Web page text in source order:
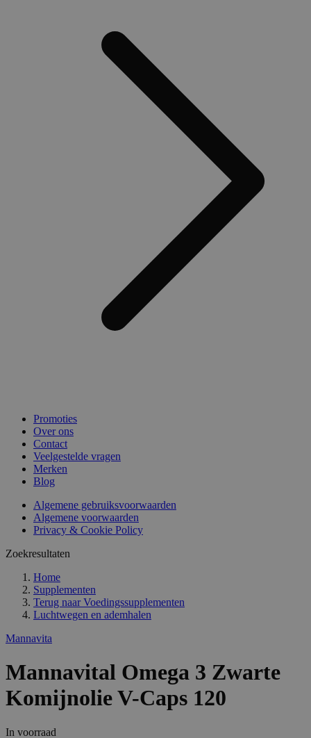
Promoties
Over ons
Contact
Veelgestelde vragen
Merken
Blog
Algemene gebruiksvoorwaarden
Algemene voorwaarden
Privacy & Cookie Policy
Zoekresultaten
Home
Supplementen
Terug naar Voedingssupplementen
Luchtwegen en ademhalen
Mannavita
Mannavital Omega 3 Zwarte
Komijnolie V-Caps 120
In voorraad